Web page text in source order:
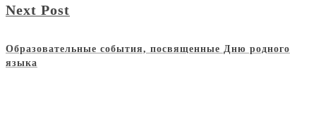
Next Post
Образовательные события, посвященные Дню родного
языка